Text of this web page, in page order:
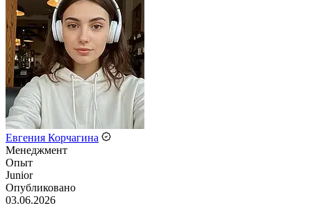
Евгения Корчагина
Менеджмент
Опыт
Junior
Опубликовано
03.06.2026